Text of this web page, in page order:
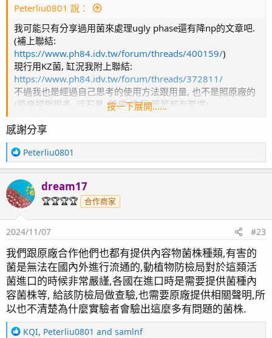
：
Peterliu0801 說：
我可能只有分享過用菌來處理ugly phase還有降np的文章吧.
(補上聯結:
https://www.ph84.idv.tw/forum/threads/400159/)
現行用KZ菌, 缸況我附上聯結:
https://www.ph84.idv.tw/forum/threads/372811/
不過我也是經過自己思考的使用方法跟用量, 也不是照原廠的
(原廠規矩很多, 活石量, 設備(沸石)等等都有要求)
如果你是思考過再做的決定我覺得OK啦, 畢竟就像我前面提
的, 跟股票一樣, 大家都提供了資訊(報牌)
最終還是你自己經過思考跟詢問之後決定要用什麼做法.(選股)
玩海水缸就像是做實驗一樣, 思考過再去實行收一些結果起來
最後都會是經驗累積也是很不錯啊.
喔對了, 針對你說的運輸過程. 原廠其實都有說法. 開封前不需
要冰(室溫即可)
當然相信不相信也是看個人, 哈哈(其實我也是很懷疑)
密封不會被汙染就不用冰吧)
但這也代表開封後即使有冰也要儘快用完不然應該效果會越
來越差. (同樣這也是我自己的看法, 給你參考)
按一下展開……
感謝分享
R
e
c
t
i
o
n
：
Peterliu0801
dream17
🏆🏆🏆🏆 合作商家
2024/11/07 #23
我們跟原廠合作他們也都有提供內容物菌株種類,有害的
菌是無法在國內外進行流通的,動植物防檢局對於這類活
菌進口的時候非常嚴謹,各國在進口時是需要提供菌種內
容菌株等, 給該防檢局做查驗,也需要原廠提供相關聲明,所
以也不清楚為什麼實驗者會驗出這麼多有問題的菌株.
R
KQI, Peterliu0801 and samlnf